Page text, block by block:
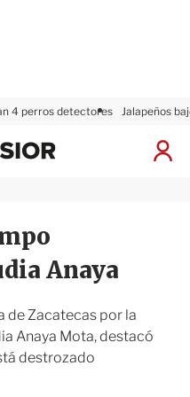
4 perros detectores Jalapeños
I
x
o
r
Anaya
de Zacatecas por la
Anaya Mota, destacó
destrozado